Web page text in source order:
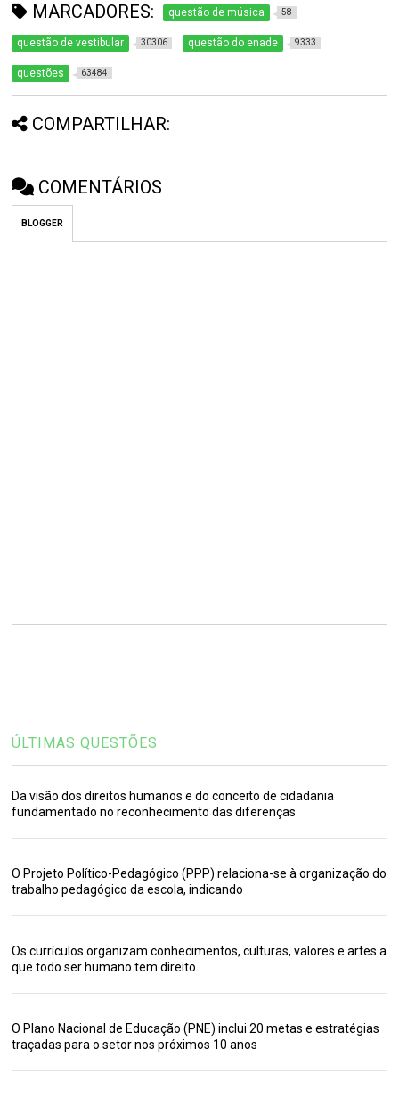
MARCADORES: questão de música 58
questão de vestibular 30306 questão do enade 9333
questões 63484
COMPARTILHAR:
COMENTÁRIOS
BLOGGER
ÚLTIMAS QUESTÕES
Da visão dos direitos humanos e do conceito de cidadania
fundamentado no reconhecimento das diferenças
O Projeto Político-Pedagógico (PPP) relaciona-se à organização do
trabalho pedagógico da escola, indicando
Os currículos organizam conhecimentos, culturas, valores e artes a
que todo ser humano tem direito
O Plano Nacional de Educação (PNE) inclui 20 metas e estratégias
traçadas para o setor nos próximos 10 anos